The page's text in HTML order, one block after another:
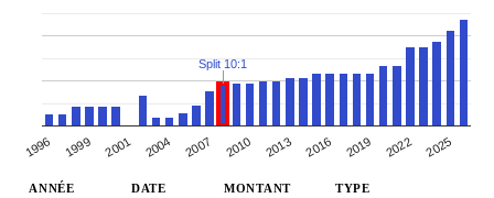
1996 1999 2001 2004 2007 2010 2013 2016 2019 2022 2025
Split 10:1
ANNÉE DATE MONTANT TYPE